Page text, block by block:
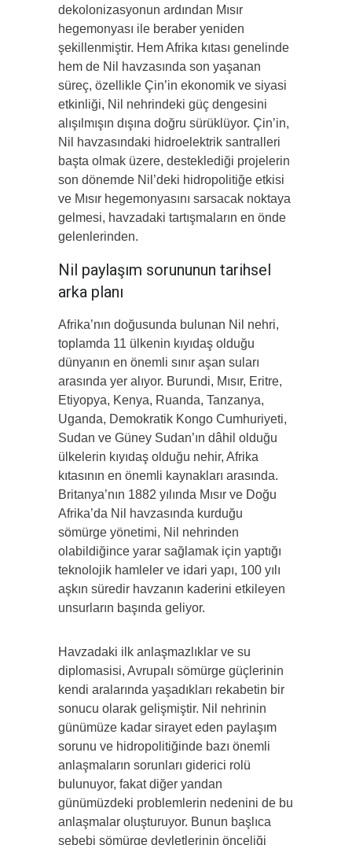
dekolonizasyonun ardından Mısır
hegemonyası ile beraber yeniden
şekillenmiştir. Hem Afrika kıtası genelinde
hem de Nil havzasında son yaşanan
süreç, özellikle Çin’in ekonomik ve siyasi
etkinliği, Nil nehrindeki güç dengesini
alışılmışın dışına doğru sürüklüyor. Çin’in,
Nil havzasındaki hidroelektrik santralleri
başta olmak üzere, desteklediği projelerin
son dönemde Nil’deki hidropolitiğe etkisi
ve Mısır hegemonyasını sarsacak noktaya
gelmesi, havzadaki tartışmaların en önde
gelenlerinden.
Nil paylaşım sorununun tarihsel
arka planı
Afrika’nın doğusunda bulunan Nil nehri,
toplamda 11 ülkenin kıyıdaş olduğu
dünyanın en önemli sınır aşan suları
arasında yer alıyor. Burundi, Mısır, Eritre,
Etiyopya, Kenya, Ruanda, Tanzanya,
Uganda, Demokratik Kongo Cumhuriyeti,
Sudan ve Güney Sudan’ın dâhil olduğu
ülkelerin kıyıdaş olduğu nehir, Afrika
kıtasının en önemli kaynakları arasında.
Britanya’nın 1882 yılında Mısır ve Doğu
Afrika’da Nil havzasında kurduğu
sömürge yönetimi, Nil nehrinden
olabildiğince yarar sağlamak için yaptığı
teknolojik hamleler ve idari yapı, 100 yılı
aşkın süredir havzanın kaderini etkileyen
unsurların başında geliyor.
Havzadaki ilk anlaşmazlıklar ve su
diplomasisi, Avrupalı sömürge güçlerinin
kendi aralarında yaşadıkları rekabetin bir
sonucu olarak gelişmiştir. Nil nehrinin
günümüze kadar sirayet eden paylaşım
sorunu ve hidropolitiğinde bazı önemli
anlaşmaların sorunları giderici rolü
bulunuyor, fakat diğer yandan
günümüzdeki problemlerin nedenini de bu
anlaşmalar oluşturuyor. Bunun başlıca
sebebi sömürge devletlerinin önceliği